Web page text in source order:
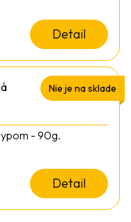
Detail
Nie je na sklade
- 90g.
Detail